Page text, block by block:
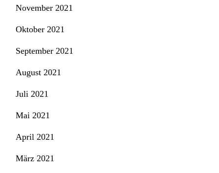
November 2021
Oktober 2021
September 2021
August 2021
Juli 2021
Mai 2021
April 2021
März 2021